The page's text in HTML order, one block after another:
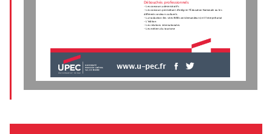
Débouchés professionnels
- Les concours administratifs
- Les concours permettant d'intégrer l’Éducation Nationale ou les
différents secteurs culturels
- La traduction (les sites WEB sont demandeurs) et l'interprétariat
- L'édition
- Les relations internationales
- Les métiers du tourisme
www.u-pec.fr